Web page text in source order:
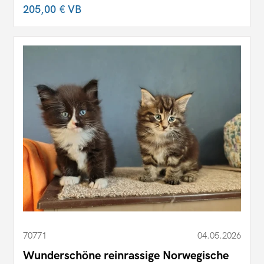
205,00 €VB
70771 04.05.2026
Wunderschöne reinrassige Norwegische